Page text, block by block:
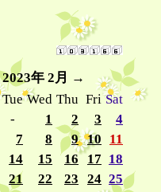
2023年 2月
→
Tue Wed Thu Fri Sat
- 1 2 3
4
7 8 9 10
11
14 15 16 17 18
21 22 23 24 25